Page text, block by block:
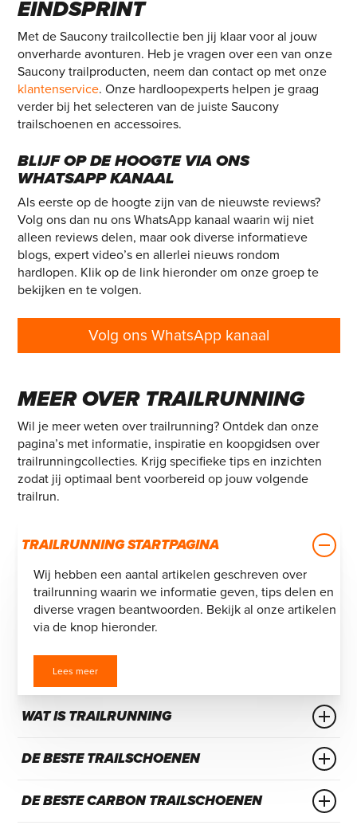
EINDSPRINT
Met de Saucony trailcollectie ben jij klaar voor al jouw
onverharde avonturen. Heb je vragen over een van onze
Saucony trailproducten, neem dan contact op met onze
klantenservice. Onze hardloopexperts helpen je graag
verder bij het selecteren van de juiste Saucony
trailschoenen en accessoires.
BLIJF OP DE HOOGTE VIA ONS
WHATSAPP KANAAL
Als eerste op de hoogte zijn van de nieuwste reviews?
Volg ons dan nu ons WhatsApp kanaal waarin wij niet
alleen reviews delen, maar ook diverse informatieve
blogs, expert video’s en allerlei nieuws rondom
hardlopen. Klik op de link hieronder om onze groep te
bekijken en te volgen.
Volg ons WhatsApp kanaal
MEER OVER TRAILRUNNING
Wil je meer weten over trailrunning? Ontdek dan onze
pagina’s met informatie, inspiratie en koopgidsen over
trailrunningcollecties. Krijg specifieke tips en inzichten
zodat jij optimaal bent voorbereid op jouw volgende
trailrun.
TRAILRUNNING STARTPAGINA
Wij hebben een aantal artikelen geschreven over
trailrunning waarin we informatie geven, tips delen en
diverse vragen beantwoorden. Bekijk al onze artikelen
via de knop hieronder.
Lees meer
WAT IS TRAILRUNNING
Trailrunning is misschien wel de mooiste manier van
hardlopen die er bestaat. In de natuur, klimmen over
het hoge gras. Hoe begin je nu met trailrunning en
DE BESTE TRAILSCHOENEN
Of je nu de bergen op gaat, door de bossen wandelt
of single tracks verkent, trailschoenen zijn de perfecte
DE BESTE CARBON TRAILSCHOENEN